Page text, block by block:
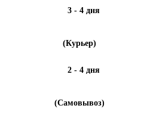
3 - 4 дня
(Курьер)
2 - 4 дня
(Самовывоз)